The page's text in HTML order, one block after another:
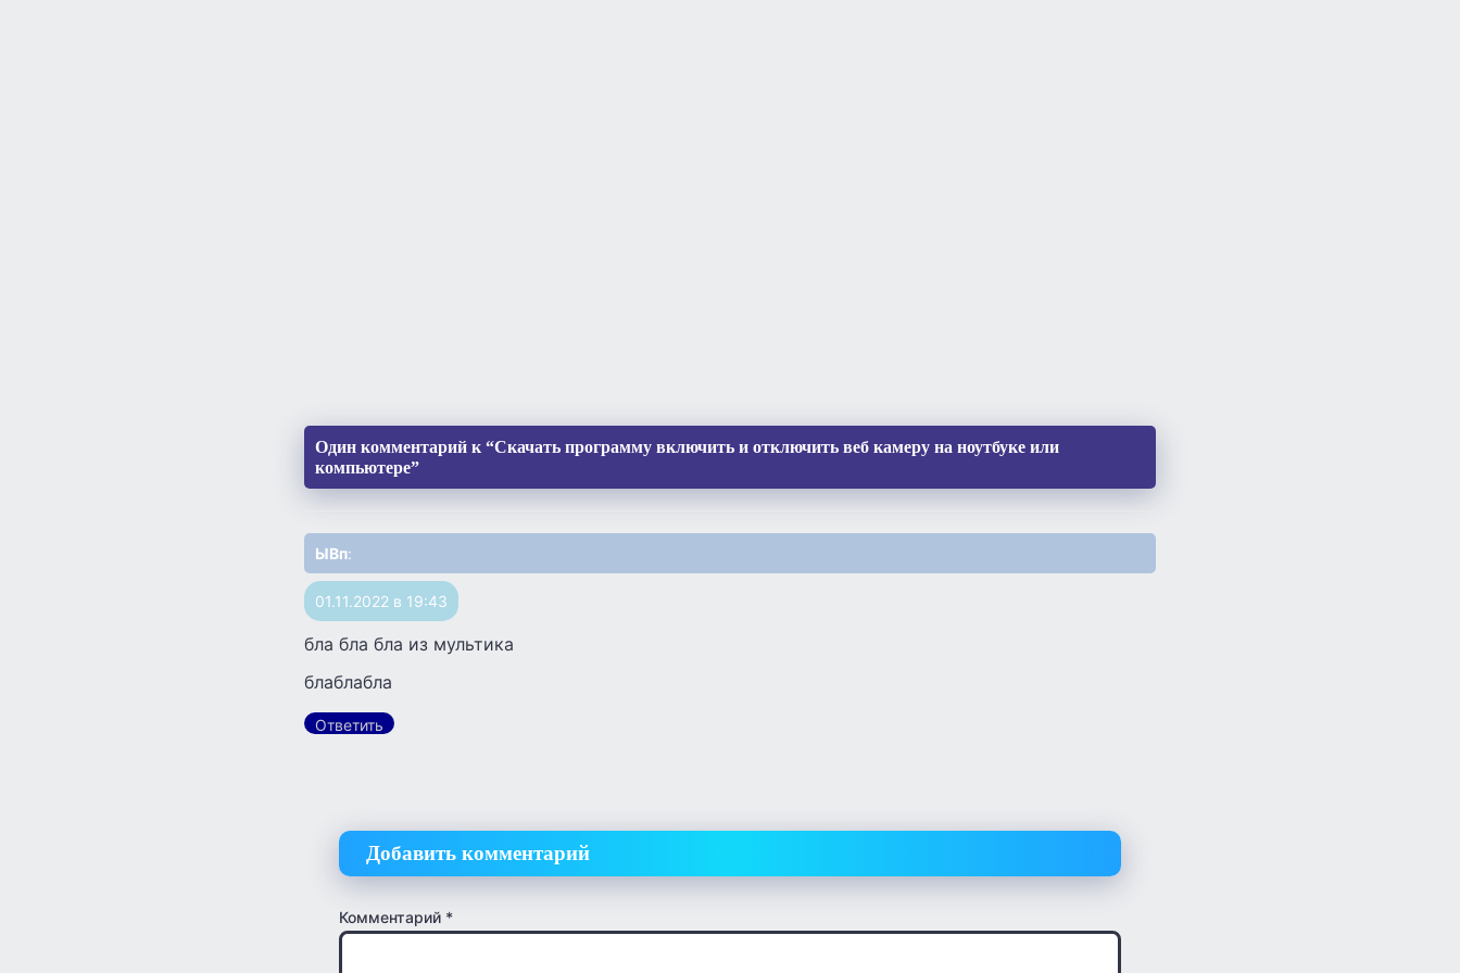
Один комментарий к “Скачать программу включить и отключить веб камеру на ноутбуке или
компьютере”
ЫВп:
01.11.2022 в 19:43
бла бла бла из мультика
блаблабла
Ответить
Добавить комментарий
Комментарий *